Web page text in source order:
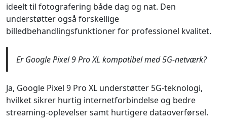
ideelt til fotografering både dag og nat. Den
understøtter også forskellige
billedbehandlingsfunktioner for professionel kvalitet.
Er Google Pixel 9 Pro XL kompatibel med 5G-netværk?
Ja, Google Pixel 9 Pro XL understøtter 5G-teknologi,
hvilket sikrer hurtig internetforbindelse og bedre
streaming-oplevelser samt hurtigere dataoverførsel.